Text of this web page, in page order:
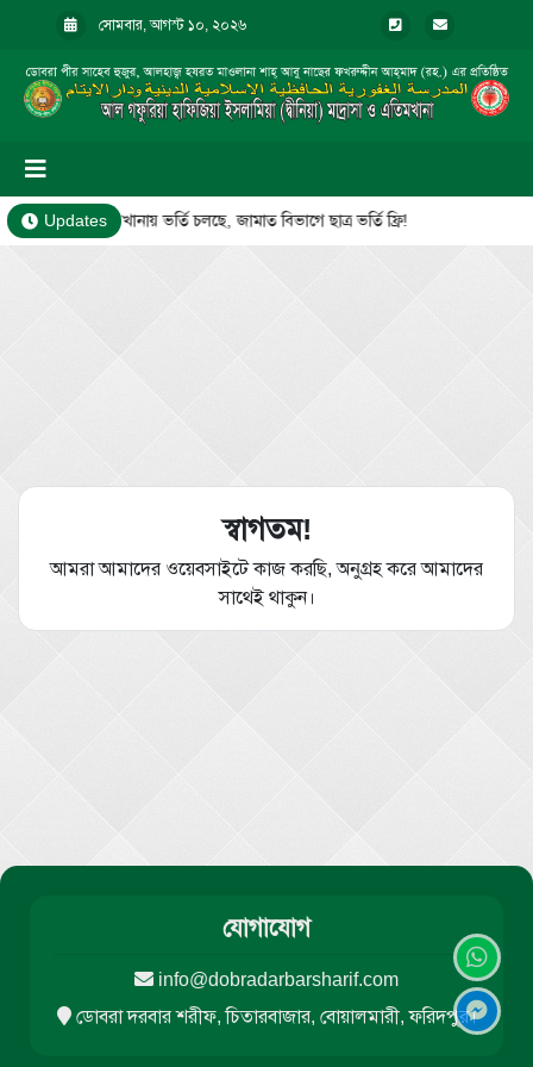
সোমবার, আগস্ট ১০, ২০২৬
Updates
মাদ্রাসা ও এতিমখানায় ভর্তি চলছে, জামাত বিভাগে ছাত্র ভর্তি ফ্রি!
স্বাগতম!
আমরা আমাদের ওয়েবসাইটে কাজ করছি, অনুগ্রহ করে আমাদের
সাথেই থাকুন।
যোগাযোগ
info@dobradarbarsharif.com
ডোবরা দরবার শরীফ, চিতারবাজার, বোয়ালমারী, ফরিদপুর।